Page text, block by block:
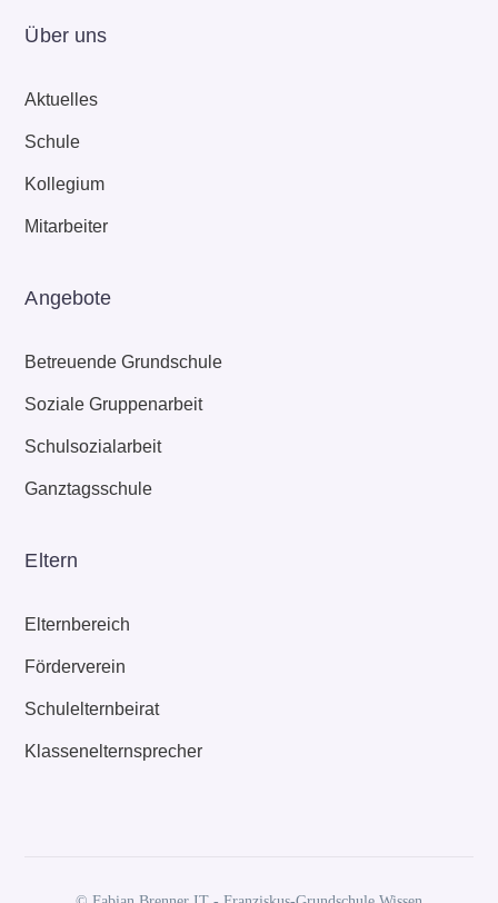
Über uns
Aktuelles
Schule
Kollegium
Mitarbeiter
Angebote
Betreuende Grundschule
Soziale Gruppenarbeit
Schulsozialarbeit
Ganztagsschule
Eltern
Elternbereich
Förderverein
Schulelternbeirat
Klassenelternsprecher